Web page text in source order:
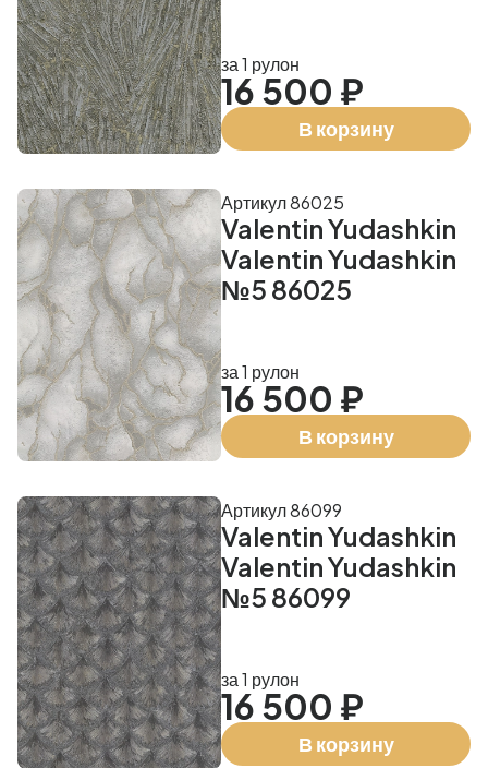
за 1 рулон
16 500 ₽
В корзину
Valentin Yudashkin
Valentin Yudashkin
№5 86025
Артикул 86025
за 1 рулон
16 500 ₽
В корзину
Valentin Yudashkin
Valentin Yudashkin
№5 86099
Артикул 86099
за 1 рулон
16 500 ₽
В корзину